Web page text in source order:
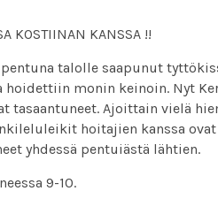
KOSTIINAN KANSSA !!
talolle saapunut
monin keinoin. Nyt
Ajoittain vielä
hoitajien kanssa
yhdessä pentuiästä lähtien.
9-10.